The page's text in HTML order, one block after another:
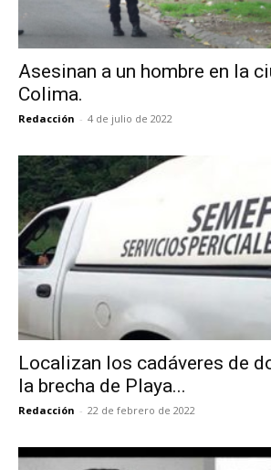
Asesinan a un hombre en la
Colima.
Redacción - 4 de julio de 2022
Localizan los cadáveres de
la brecha de Playa...
Redacción - 22 de febrero de 2022